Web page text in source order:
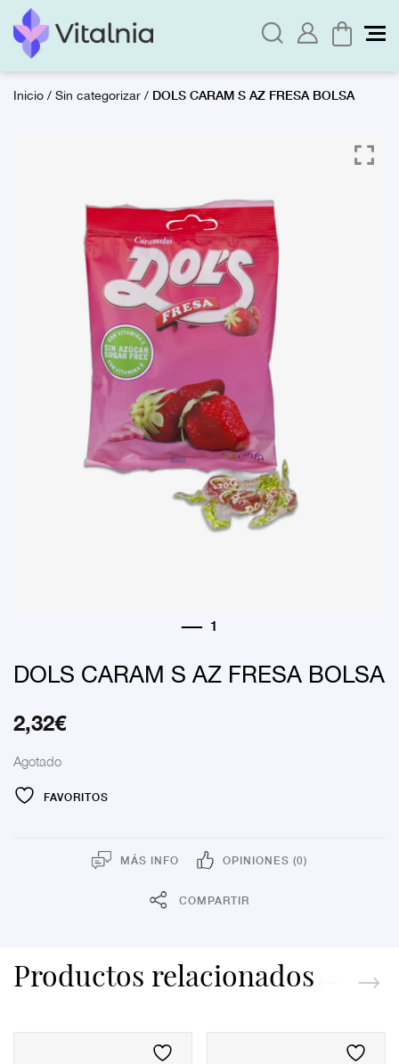
Inicio/Sin categorizar/ DOLS CARAM S AZ FRESA BOLSA
DOLS CARAM S AZ FRESA BOLSA
2,32€
Agotado
FAVORITOS
MÁS INFO OPINIONES (0)
COMPARTIR
Productos relacionados